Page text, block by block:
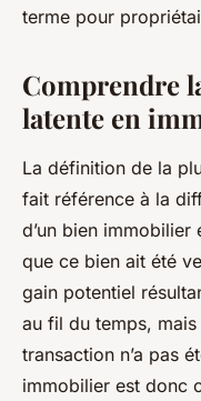
terme pour
Comprendre
latente en
La définition de la
fait référence à la
d’un bien immobilier
que ce bien ait été
gain potentiel
au fil du temps,
transaction n’a pas
immobilier est donc